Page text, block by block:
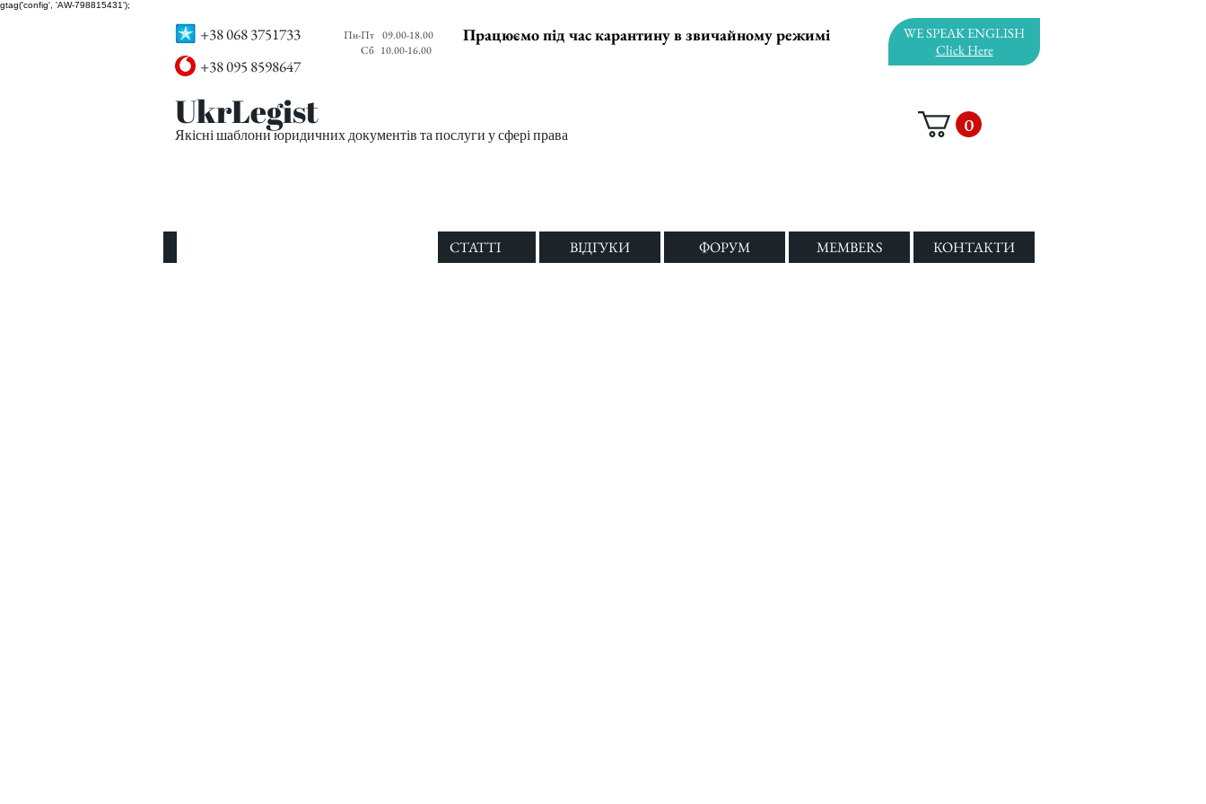
gtag('config', 'AW-798815431');
+38 068 3751733
+38 095 8598647
Пн-Пт
Сб
09.00-18.00
10.00-16.00
Працюємо під час карантину в звичайному режимі
UkrLegist
Якісні шаблони юридичних документів та послуги у сфері права
WE SPEAK ENGLISH
Click Here
0
СТАТТІ ВІДГУКИ ФОРУМ MEMBERS КОНТАКТИ